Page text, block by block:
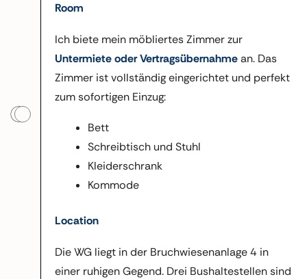
Room
Ich biete mein möbliertes Zimmer zur
Untermiete oder Vertragsübernahmean. Das
Zimmer ist vollständig eingerichtet und perfekt
zum sofortigen Einzug:
Bett
Schreibtisch und Stuhl
Kleiderschrank
Kommode
Location
Die WG liegt in der Bruchwiesenanlage 4 in
einer ruhigen Gegend. Drei Bushaltestellen sind